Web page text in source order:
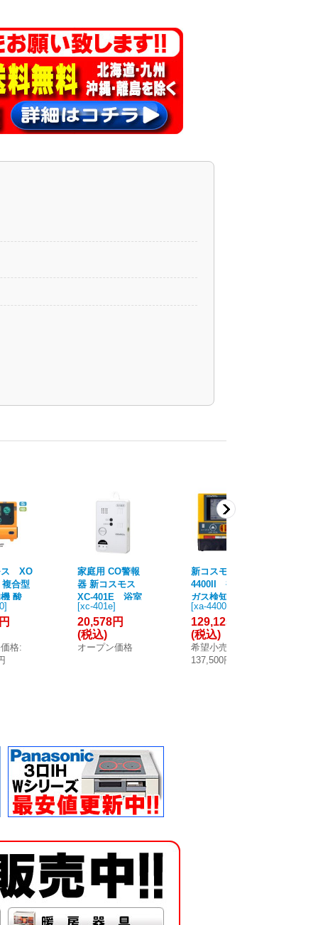
ス XO
合型
酸
素計
国送
]
格:
家庭用 CO警報
器 新コスモス
XC-401E 浴室
用・浴室用以外
兼用 一酸化炭素
警報器 [◎【本州
四国送料無料】]
[xc-401e]
20,578円
(税込)
オープン価格
新コスモス XA-
4400II 複合型
ガス検知器 XA-4
400IIシリーズ マ
ルチ型ガス検知
器 ※受注生産品
[§◎【本州四国
送料無料】]
[xa-4400ii
129,125円
(税込)
希望小売価格
137,500円